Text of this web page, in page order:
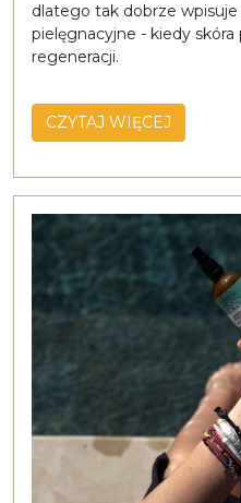
dlatego tak dobrze wpisuje
pielęgnacyjne - kiedy
regeneracji.
CZYTAJ WIĘCEJ